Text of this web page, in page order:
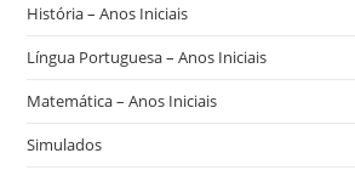
História – Anos Iniciais
Língua Portuguesa – Anos Iniciais
Matemática – Anos Iniciais
Simulados